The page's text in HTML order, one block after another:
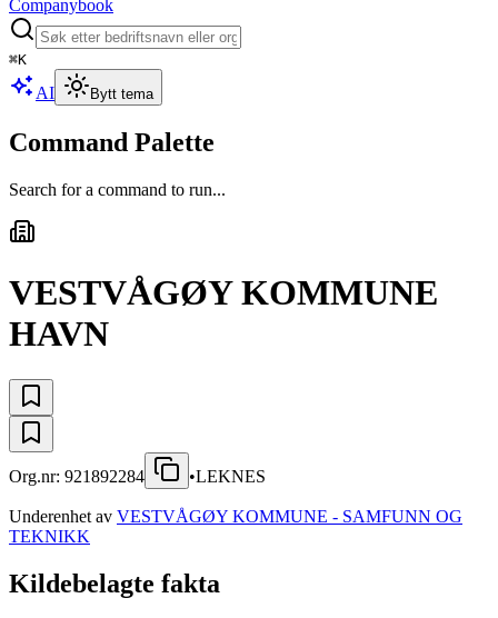
Companybook
⌘K
AI Bytt tema
Command Palette
Search for a command to run...
VESTVÅGØY KOMMUNE
HAVN
Org.nr: 921892284 •LEKNES
Underenhet av VESTVÅGØY KOMMUNE - SAMFUNN OG
TEKNIKK
Kildebelagte fakta